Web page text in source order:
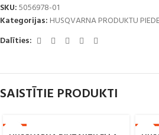
SKU:5056978-01
Kategorijas: HUSQVARNA PRODUKTU
Dalīties:
SAISTĪTIE PRODUKTI